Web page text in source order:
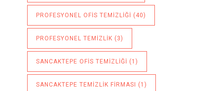
PROFESYONEL OFIS TEMIZLIĞI (40)
PROFESYONEL TEMIZLIK (3)
SANCAKTEPE OFIS TEMIZLIĞI (1)
SANCAKTEPE TEMIZLIK FIRMASI (1)